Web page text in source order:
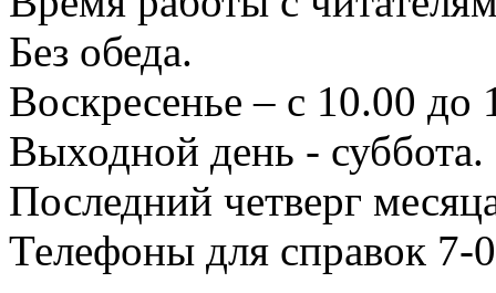
Без обеда.
Воскресенье – с 10.00 до
Выходной день - суббота.
Последний четверг
Телефоны для справок 7-